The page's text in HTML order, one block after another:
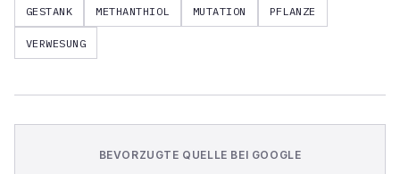
GESTANK METHANTHIOL MUTATION PFLANZE
VERWESUNG
BEVORZUGTE QUELLE BEI GOOGLE